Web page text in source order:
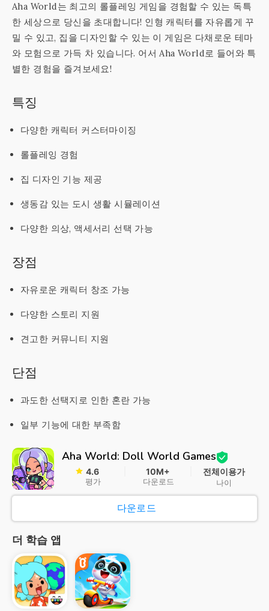
Aha World는 최고의 롤플레잉 게임을 경험할 수 있는 독특
한 세상으로 당신을 초대합니다! 인형 캐릭터를 자유롭게 꾸
밀 수 있고, 집을 디자인할 수 있는 이 게임은 다채로운 테마
와 모험으로 가득 차 있습니다. 어서 Aha World로 들어와 특
별한 경험을 즐겨보세요!
특징
다양한 캐릭터 커스터마이징
롤플레잉 경험
집 디자인 기능 제공
생동감 있는 도시 생활 시뮬레이션
다양한 의상, 액세서리 선택 가능
장점
자유로운 캐릭터 창조 가능
다양한 스토리 지원
견고한 커뮤니티 지원
단점
과도한 선택지로 인한 혼란 가능
일부 기능에 대한 부족함
Aha World: Doll World Games
4.6
평가
10M+
다운로드
전체이용가
나이
다운로드
더 학습 앱